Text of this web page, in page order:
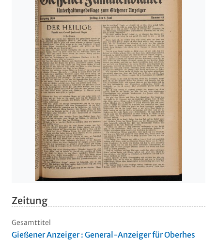
Zeitung
Gesamttitel
Gießener Anzeiger : General-Anzeiger für Oberhes